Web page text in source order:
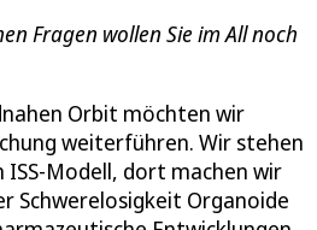
Fragen wollen Sie im All noch
Orbit möchten wir
weiterführen. Wir stehen
Modell, dort machen wir
Schwerelosigkeit Organoide